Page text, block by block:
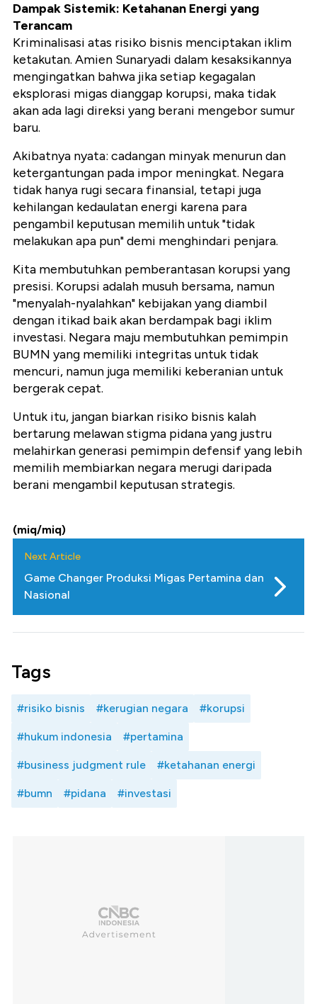
Dampak Sistemik: Ketahanan Energi yang
Terancam
Kriminalisasi atas risiko bisnis menciptakan iklim
ketakutan. Amien Sunaryadi dalam kesaksikannya
mengingatkan bahwa jika setiap kegagalan
eksplorasi migas dianggap korupsi, maka tidak
akan ada lagi direksi yang berani mengebor sumur
baru.
Akibatnya nyata: cadangan minyak menurun dan
ketergantungan pada impor meningkat. Negara
tidak hanya rugi secara finansial, tetapi juga
kehilangan kedaulatan energi karena para
pengambil keputusan memilih untuk "tidak
melakukan apa pun" demi menghindari penjara.
Kita membutuhkan pemberantasan korupsi yang
presisi. Korupsi adalah musuh bersama, namun
"menyalah-nyalahkan" kebijakan yang diambil
dengan itikad baik akan berdampak bagi iklim
investasi. Negara maju membutuhkan pemimpin
BUMN yang memiliki integritas untuk tidak
mencuri, namun juga memiliki keberanian untuk
bergerak cepat.
Untuk itu, jangan biarkan risiko bisnis kalah
bertarung melawan stigma pidana yang justru
melahirkan generasi pemimpin defensif yang lebih
memilih membiarkan negara merugi daripada
berani mengambil keputusan strategis.
(miq/miq)
Next Article
Game Changer Produksi Migas Pertamina dan
Nasional
Tags
#risiko bisnis #kerugian negara #korupsi
#hukum indonesia #pertamina
#business judgment rule #ketahanan energi
#bumn #pidana #investasi